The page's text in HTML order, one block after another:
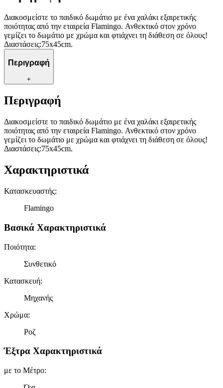
Διακοσμείστε το παιδικό δωμάτιο με ένα χαλάκι εξαιρετικής
ποιότητας από την εταιρεία Flamingo. Ανθεκτικό στον χρόνο
γεμίζει το δωμάτιο με χρώμα και φτιάχνει τη διάθεση σε όλους!
Διαστάσεις:75x45cm.
Περιγραφή
+
Περιγραφή
Διακοσμείστε το παιδικό δωμάτιο με ένα χαλάκι εξαιρετικής
ποιότητας από την εταιρεία Flamingo. Ανθεκτικό στον χρόνο
γεμίζει το δωμάτιο με χρώμα και φτιάχνει τη διάθεση σε όλους!
Διαστάσεις:75x45cm.
Χαρακτηριστικά
Κατασκευαστής:
Flamingo
Βασικά Χαρακτηριστικά
Ποιότητα:
Συνθετικό
Κατασκευή:
Μηχανής
Χρώμα:
Ροζ
Έξτρα Χαρακτηριστικά
με το Μέτρο: